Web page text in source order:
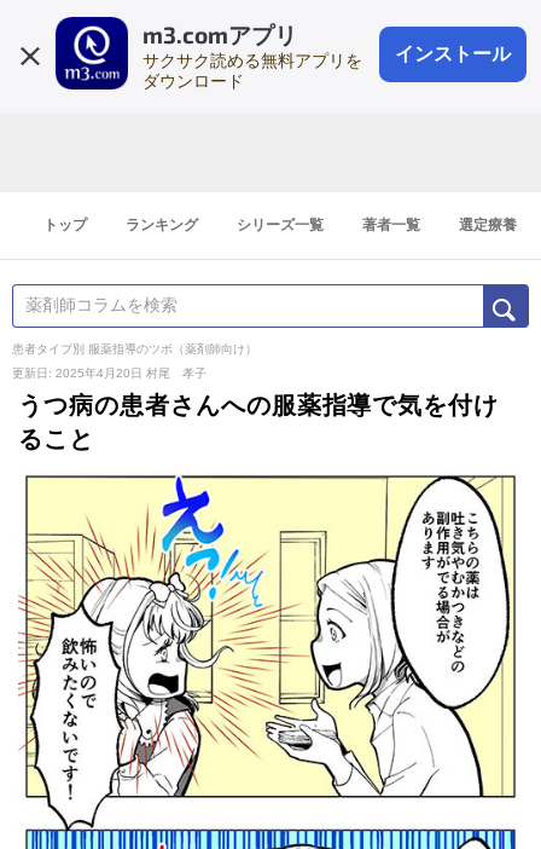
m3.comアプリ
サクサク読める無料アプリを
ダウンロード
インストール
会員登録
登録1分
トップ ランキング シリーズ一覧 著者一覧 選定療養
患者タイプ別 服薬指導のツボ（薬剤師向け）
更新日: 2025年4月20日 村尾 孝子
うつ病の患者さんへの服薬指導で気を付け
ること